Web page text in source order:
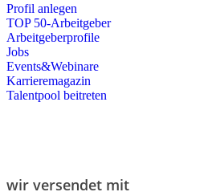
Profil anlegen
TOP 50-Arbeitgeber
Arbeitgeberprofile
Jobs
Events&Webinare
Karrieremagazin
Talentpool beitreten
wir versendet mit